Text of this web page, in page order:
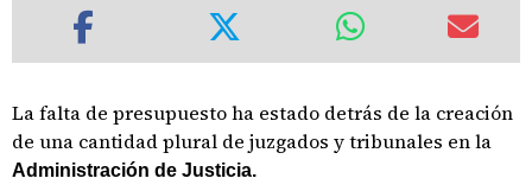
La falta de presupuesto ha estado detrás de la creación
de una cantidad plural de juzgados y tribunales en la
Administración de Justicia.